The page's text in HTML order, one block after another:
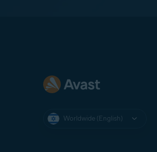
Worldwide (English)